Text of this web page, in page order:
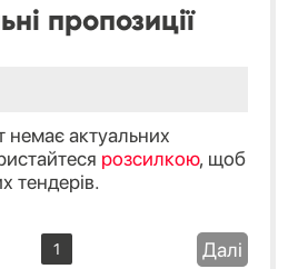
пропозиції
актуальних
розсилкою, щоб
тендерів.
1 Далі